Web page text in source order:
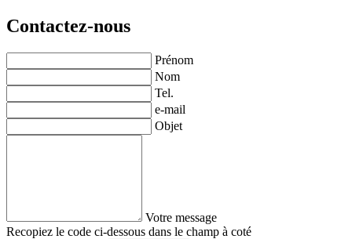
Contactez-nous
Prénom
Nom
Tel.
e-mail
Objet
Votre message
Recopiez le code ci-dessous dans le champ à coté